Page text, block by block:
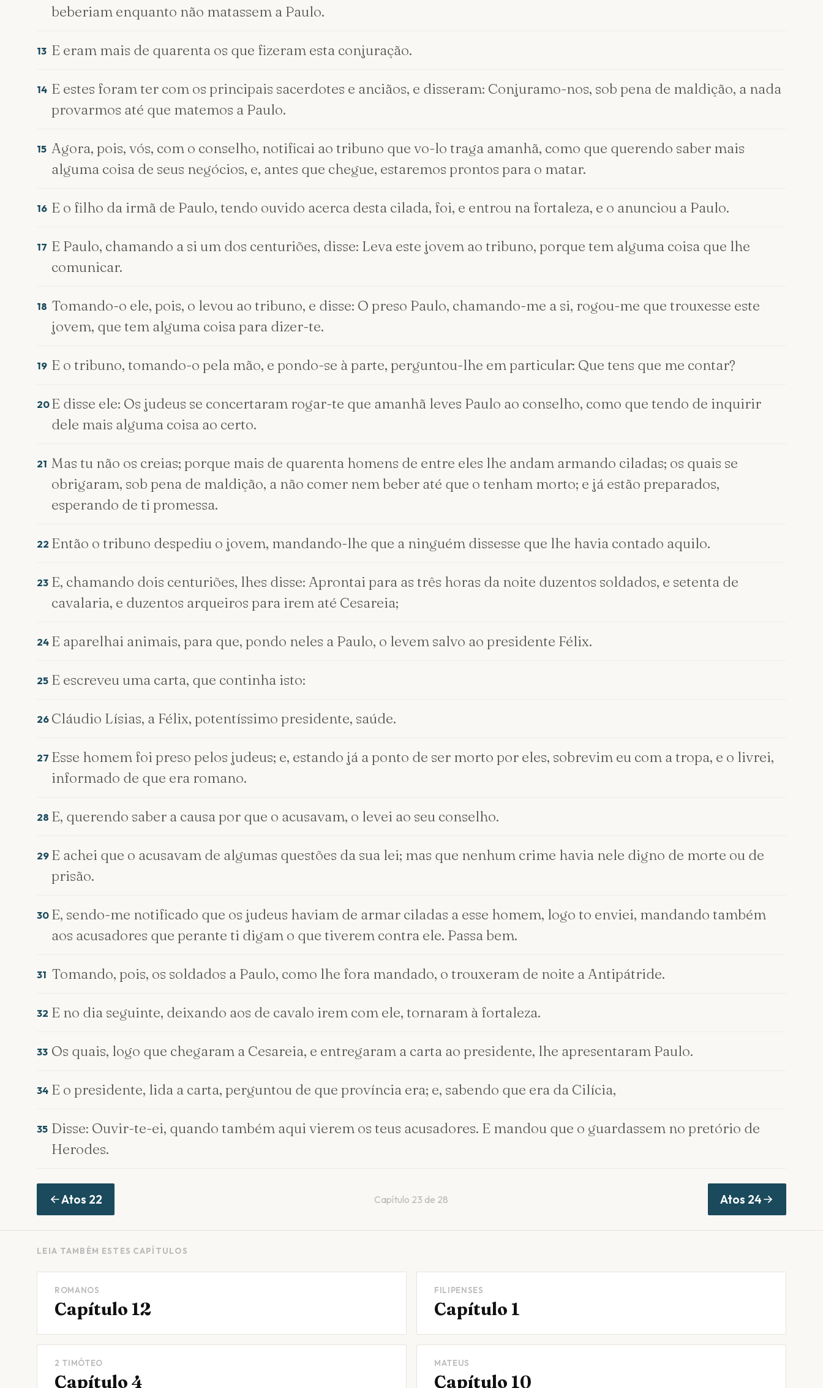
beberiam enquanto não matassem a Paulo.
13 E eram mais de quarenta os que fizeram esta conjuração.
14 E estes foram ter com os principais sacerdotes e anciãos, e disseram: Conjuramo-nos, sob pena de maldição, a nada
provarmos até que matemos a Paulo.
15 Agora, pois, vós, com o conselho, notificai ao tribuno que vo-lo traga amanhã, como que querendo saber mais
alguma coisa de seus negócios, e, antes que chegue, estaremos prontos para o matar.
16 E o filho da irmã de Paulo, tendo ouvido acerca desta cilada, foi, e entrou na fortaleza, e o anunciou a Paulo.
17 E Paulo, chamando a si um dos centuriões, disse: Leva este jovem ao tribuno, porque tem alguma coisa que lhe
comunicar.
18 Tomando-o ele, pois, o levou ao tribuno, e disse: O preso Paulo, chamando-me a si, rogou-me que trouxesse este
jovem, que tem alguma coisa para dizer-te.
19 E o tribuno, tomando-o pela mão, e pondo-se à parte, perguntou-lhe em particular: Que tens que me contar?
20 E disse ele: Os judeus se concertaram rogar-te que amanhã leves Paulo ao conselho, como que tendo de inquirir
dele mais alguma coisa ao certo.
21 Mas tu não os creias; porque mais de quarenta homens de entre eles lhe andam armando ciladas; os quais se
obrigaram, sob pena de maldição, a não comer nem beber até que o tenham morto; e já estão preparados,
esperando de ti promessa.
22 Então o tribuno despediu o jovem, mandando-lhe que a ninguém dissesse que lhe havia contado aquilo.
23 E, chamando dois centuriões, lhes disse: Aprontai para as três horas da noite duzentos soldados, e setenta de
cavalaria, e duzentos arqueiros para irem até Cesareia;
24 E aparelhai animais, para que, pondo neles a Paulo, o levem salvo ao presidente Félix.
25 E escreveu uma carta, que continha isto:
26 Cláudio Lísias, a Félix, potentíssimo presidente, saúde.
27 Esse homem foi preso pelos judeus; e, estando já a ponto de ser morto por eles, sobrevim eu com a tropa, e o livrei,
informado de que era romano.
28 E, querendo saber a causa por que o acusavam, o levei ao seu conselho.
29 E achei que o acusavam de algumas questões da sua lei; mas que nenhum crime havia nele digno de morte ou de
prisão.
30 E, sendo-me notificado que os judeus haviam de armar ciladas a esse homem, logo to enviei, mandando também
aos acusadores que perante ti digam o que tiverem contra ele. Passa bem.
31 Tomando, pois, os soldados a Paulo, como lhe fora mandado, o trouxeram de noite a Antipátride.
32 E no dia seguinte, deixando aos de cavalo irem com ele, tornaram à fortaleza.
33 Os quais, logo que chegaram a Cesareia, e entregaram a carta ao presidente, lhe apresentaram Paulo.
34 E o presidente, lida a carta, perguntou de que província era; e, sabendo que era da Cilícia,
35 Disse: Ouvir-te-ei, quando também aqui vierem os teus acusadores. E mandou que o guardassem no pretório de
Herodes.
Capítulo 23 de 28
Atos 22 Atos 24
LEIA TAMBÉM ESTES CAPÍTULOS
ROMANOS
Capítulo 12
FILIPENSES
Capítulo 1
2 TIMÓTEO
Capítulo 4
MATEUS
Capítulo 10